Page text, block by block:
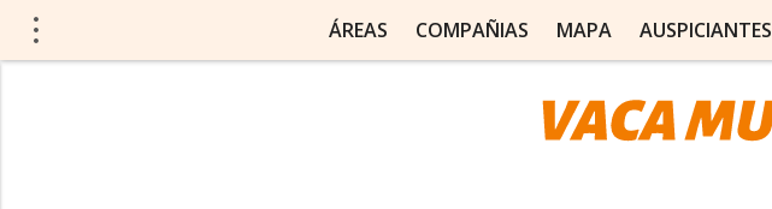
ÁREAS COMPAÑIAS MAPA AUSPICIANTES